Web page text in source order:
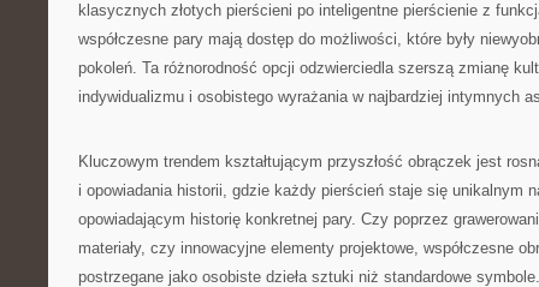
klasycznych złotych pierścieni po inteligentne pierścienie z
współczesne pary mają dostęp do możliwości, które były
pokoleń. Ta różnorodność opcji odzwierciedla szerszą zmianę
indywidualizmu i osobistego wyrażania w najbardziej intymnych
Kluczowym trendem kształtującym przyszłość obrączek jest
i opowiadania historii, gdzie każdy pierścień staje się unikalnym
opowiadającym historię konkretnej pary. Czy poprzez
materiały, czy innowacyjne elementy projektowe, współczesne
postrzegane jako osobiste dzieła sztuki niż standardowe